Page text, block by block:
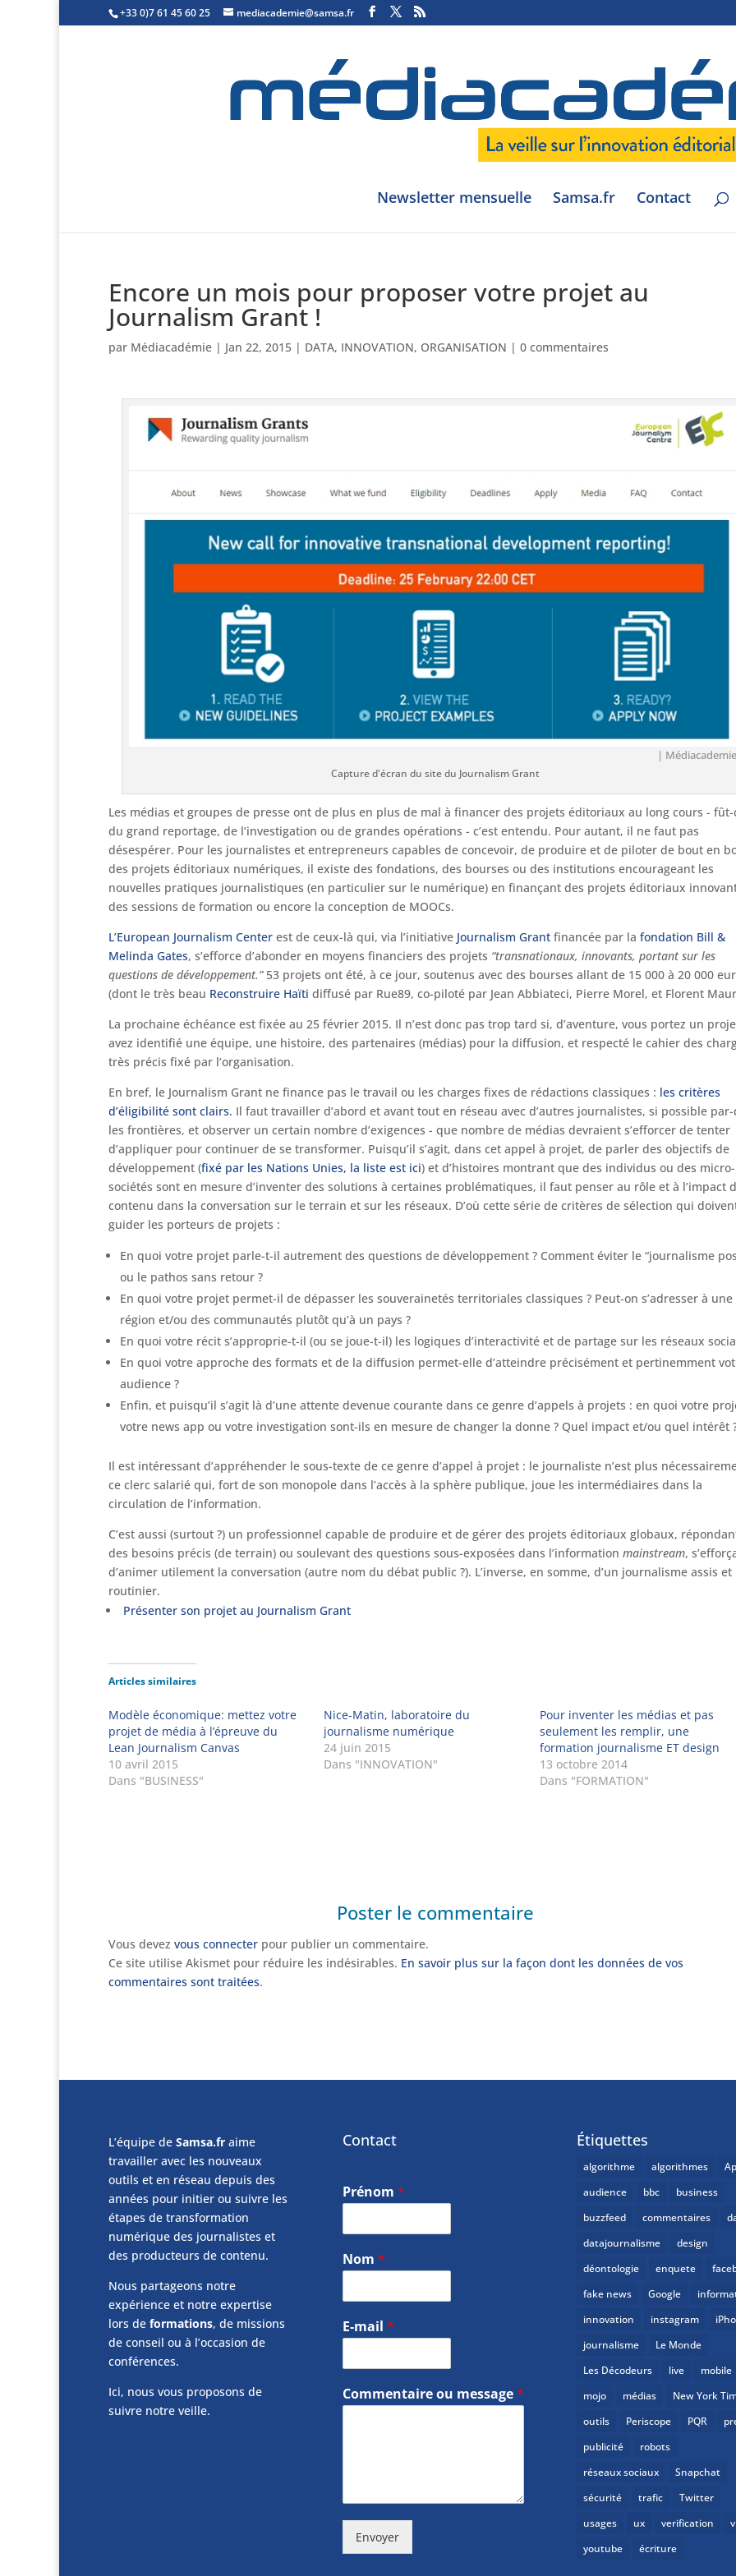
+33 0)7 61 45 60 25 mediacademie@samsa.fr
Newsletter mensuelle Samsa.fr Contact
Encore un mois pour proposer votre projet au
Journalism Grant !
par Médiacadémie | Jan 22, 2015 | DATA, INNOVATION, ORGANISATION | 0 commentaires
| Médiacademie
Capture d'écran du site du Journalism Grant
Les médias et groupes de presse ont de plus en plus de mal à financer des projets éditoriaux au long cours - fût-
du grand reportage, de l’investigation ou de grandes opérations - c’est entendu. Pour autant, il ne faut pas
désespérer. Pour les journalistes et entrepreneurs capables de concevoir, de produire et de piloter de bout en
des projets éditoriaux numériques, il existe des fondations, des bourses ou des institutions encourageant les
nouvelles pratiques journalistiques (en particulier sur le numérique) en finançant des projets éditoriaux
des sessions de formation ou encore la conception de MOOCs.
L’European Journalism Center est de ceux-là qui, via l’initiative Journalism Grant financée par la fondation Bill &
Melinda Gates, s’efforce d’abonder en moyens financiers des projets “transnationaux, innovants, portant sur les
questions de développement.”53 projets ont été, à ce jour, soutenus avec des bourses allant de 15 000 à 20 000
(dont le très beau Reconstruire Haïti diffusé par Rue89, co-piloté par Jean Abbiateci, Pierre Morel, et Florent
La prochaine échéance est fixée au 25 février 2015. Il n’est donc pas trop tard si, d’aventure, vous portez un
avez identifié une équipe, une histoire, des partenaires (médias) pour la diffusion, et respecté le cahier des
très précis fixé par l’organisation.
En bref, le Journalism Grant ne finance pas le travail ou les charges fixes de rédactions classiques : les critères
d’éligibilité sont clairs. Il faut travailler d’abord et avant tout en réseau avec d’autres journalistes, si possible
les frontières, et observer un certain nombre d’exigences - que nombre de médias devraient s’efforcer de tenter
d’appliquer pour continuer de se transformer. Puisqu’il s’agit, dans cet appel à projet, de parler des objectifs de
développement (fixé par les Nations Unies, la liste est ici) et d’histoires montrant que des individus ou des micro-
sociétés sont en mesure d’inventer des solutions à certaines problématiques, il faut penser au rôle et à l’impact
contenu dans la conversation sur le terrain et sur les réseaux. D’où cette série de critères de sélection qui
guider les porteurs de projets :
En quoi votre projet parle-t-il autrement des questions de développement ? Comment éviter le “journalisme
ou le pathos sans retour ?
En quoi votre projet permet-il de dépasser les souverainetés territoriales classiques ? Peut-on s’adresser à une
région et/ou des communautés plutôt qu’à un pays ?
En quoi votre récit s’approprie-t-il (ou se joue-t-il) les logiques d’interactivité et de partage sur les réseaux
En quoi votre approche des formats et de la diffusion permet-elle d’atteindre précisément et pertinemment
audience ?
Enfin, et puisqu’il s’agit là d’une attente devenue courante dans ce genre d’appels à projets : en quoi votre
votre news app ou votre investigation sont-ils en mesure de changer la donne ? Quel impact et/ou quel intérêt
Il est intéressant d’appréhender le sous-texte de ce genre d’appel à projet : le journaliste n’est plus
ce clerc salarié qui, fort de son monopole dans l’accès à la sphère publique, joue les intermédiaires dans la
circulation de l’information.
C’est aussi (surtout ?) un professionnel capable de produire et de gérer des projets éditoriaux globaux,
des besoins précis (de terrain) ou soulevant des questions sous-exposées dans l’information mainstream,
d’animer utilement la conversation (autre nom du débat public ?). L’inverse, en somme, d’un journalisme assis et
routinier.
Présenter son projet au Journalism Grant
Articles similaires
Modèle économique: mettez votre
projet de média à l’épreuve du
Lean Journalism Canvas
10 avril 2015
Dans "BUSINESS"
Nice-Matin, laboratoire du
journalisme numérique
24 juin 2015
Dans "INNOVATION"
Pour inventer les médias et pas
seulement les remplir, une
formation journalisme ET design
13 octobre 2014
Dans "FORMATION"
Poster le commentaire
Vous devez vous connecter pour publier un commentaire.
Ce site utilise Akismet pour réduire les indésirables. En savoir plus sur la façon dont les données de vos
commentaires sont traitées.
L’équipe de Samsa.fr aime
travailler avec les nouveaux
outils et en réseau depuis des
années pour initier ou suivre les
étapes de transformation
numérique des journalistes et
des producteurs de contenu.
Nous partageons notre
expérience et notre expertise
lors de formations, de missions
de conseil ou à l’occasion de
conférences.
Ici, nous vous proposons de
suivre notre veille.
Contact
Prénom *
Nom *
E-mail *
Commentaire ou message*
Envoyer
Étiquettes
algorithme algorithmes
audience
bbc
business
buzzfeed
commentaires
datajournalisme
design
déontologie
enquete
fake news
Google
innovation
instagram
journalisme
Le Monde
Les Décodeurs
live
mobile
mojo
médias
New York
outils
Periscope PQR
publicité
robots
réseaux sociaux
Snapchat
sécurité
trafic
Twitter
usages
ux verification
youtube
écriture